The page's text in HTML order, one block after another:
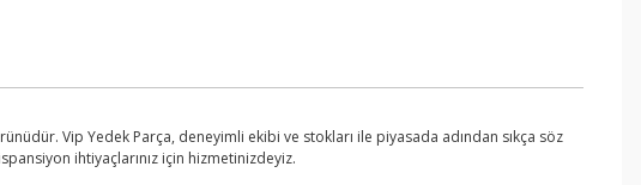
Vip Yedek Parça, deneyimli ekibi ve stokları ile piyasada adından sıkça söz
ihtiyaçlarınız için hizmetinizdeyiz.